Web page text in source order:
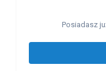
Posiadasz